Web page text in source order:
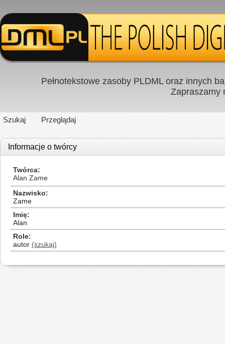
Pełnotekstowe zasoby PLDML oraz innych
Zapraszamy
Szukaj Przeglądaj
Informacje o twórcy
Twórca
Alan Zame
Nazwisko
Zame
Imię
Alan
Role
autor (szukaj)